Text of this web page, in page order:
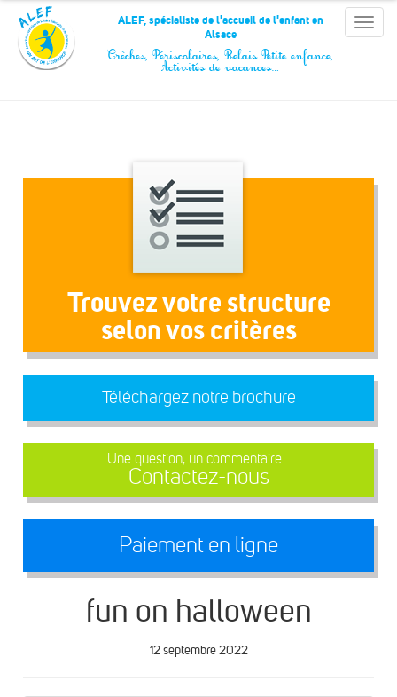
Panneau de gestion des cookies
Toggle
ALEF, spécialiste de l'accueil de l'enfant en
Alsace
Crèches, Périscolaires, Relais Petite enfance,
Activités de vacances…
Trouvez votre structure
selon vos critères
Téléchargez notre brochure
Une question, un commentaire...
Contactez-nous
Paiement en ligne
fun on halloween
12 septembre 2022